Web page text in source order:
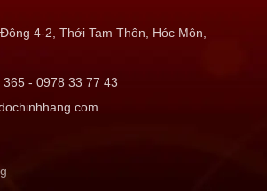
4-2, Thới Tam Thôn, Hóc Môn,
- 0978 33 77 43